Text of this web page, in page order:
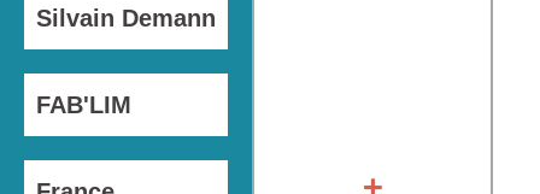
Silvain Demann
FAB'LIM